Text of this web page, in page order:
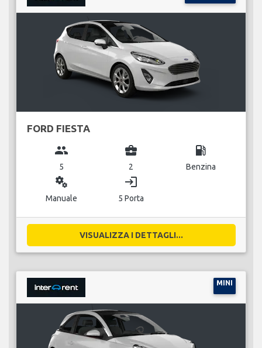
FORD FIESTA
group
5
business_center
2
local_gas_station
Benzina
miscellaneous_services
Manuale
login
5 Porta
VISUALIZZA I DETTAGLI...
MINI